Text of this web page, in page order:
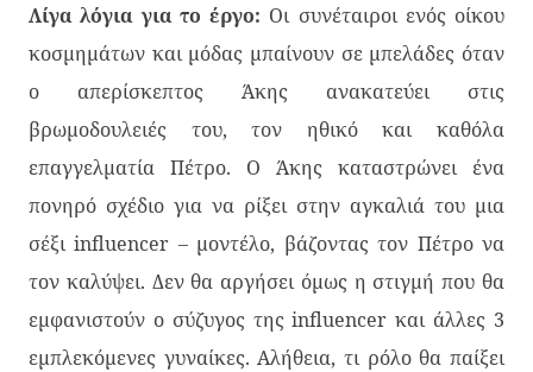
Λίγα λόγια για το έργο: Οι συνέταιροι ενός οίκου
κοσμημάτων και μόδας μπαίνουν σε μπελάδες όταν
ο απερίσκεπτος Άκης ανακατεύει στις
βρωμοδουλειές του, τον ηθικό και καθόλα
επαγγελματία Πέτρο. Ο Άκης καταστρώνει ένα
πονηρό σχέδιο για να ρίξει στην αγκαλιά του μια
σέξι influencer – μοντέλο, βάζοντας τον Πέτρο να
τον καλύψει. Δεν θα αργήσει όμως η στιγμή που θα
εμφανιστούν ο σύζυγος της influencer και άλλες 3
εμπλεκόμενες γυναίκες. Αλήθεια, τι ρόλο θα παίξει